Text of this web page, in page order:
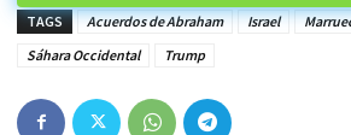
TAGS Acuerdos de Abraham Israel
Sáhara Occidental
Trump